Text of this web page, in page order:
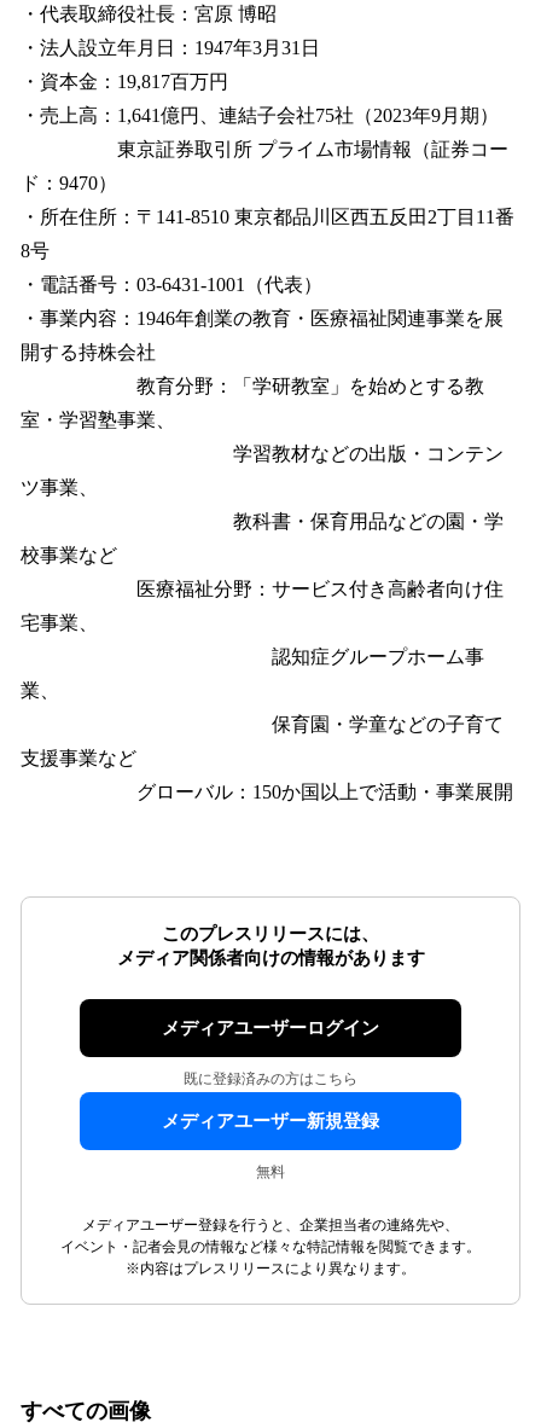
・代表取締役社長：宮原 博昭
・法人設立年月日：1947年3月31日
・資本金：19,817百万円
・売上高：1,641億円、連結子会社75社（2023年9月期）
東京証券取引所 プライム市場情報（証券コー
ド：9470）
・所在住所：〒141-8510 東京都品川区西五反田2丁目11番
8号
・電話番号：03-6431-1001（代表）
・事業内容：1946年創業の教育・医療福祉関連事業を展
開する持株会社
教育分野：「学研教室」を始めとする教
室・学習塾事業、
学習教材などの出版・コンテン
ツ事業、
教科書・保育用品などの園・学
校事業など
医療福祉分野：サービス付き高齢者向け住
宅事業、
認知症グループホーム事
業、
保育園・学童などの子育て
支援事業など
グローバル：150か国以上で活動・事業展開
このプレスリリースには、
メディア関係者向けの情報があります
メディアユーザーログイン
既に登録済みの方はこちら
メディアユーザー新規登録
無料
メディアユーザー登録を行うと、企業担当者の連絡先や、
イベント・記者会見の情報など様々な特記情報を閲覧できます。
※内容はプレスリリースにより異なります。
すべての画像